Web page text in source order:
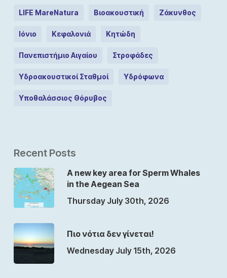
LIFE MareNatura Βιοακουστική Ζάκυνθος
Ιόνιο Κεφαλονιά Κητώδη
Πανεπιστήμιο Αιγαίου Στροφάδες
Υδροακουστικοί Σταθμοί Υδρόφωνα
Υποθαλάσσιος Θόρυβος
Recent Posts
A new key area for Sperm Whales
in the Aegean Sea
Thursday July 30th, 2026
Πιο νότια δεν γίνεται!
Wednesday July 15th, 2026